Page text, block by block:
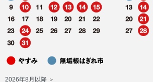
2026年8月以降 ＞